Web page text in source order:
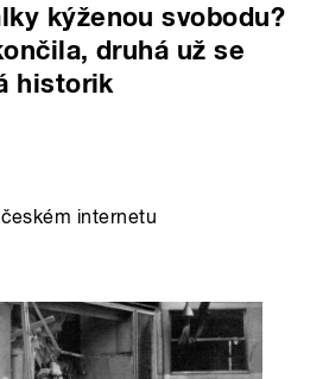
kýženou svobodu?
druhá už se
historik
internetu